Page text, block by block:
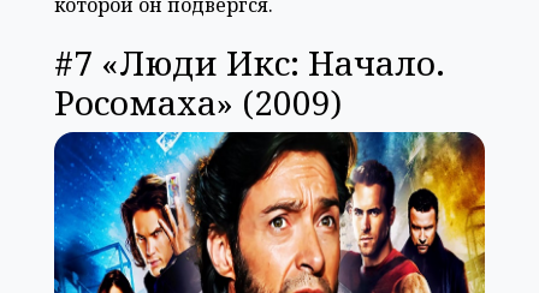
#7 «Люди Икс: Начало.
Росомаха» (2009)